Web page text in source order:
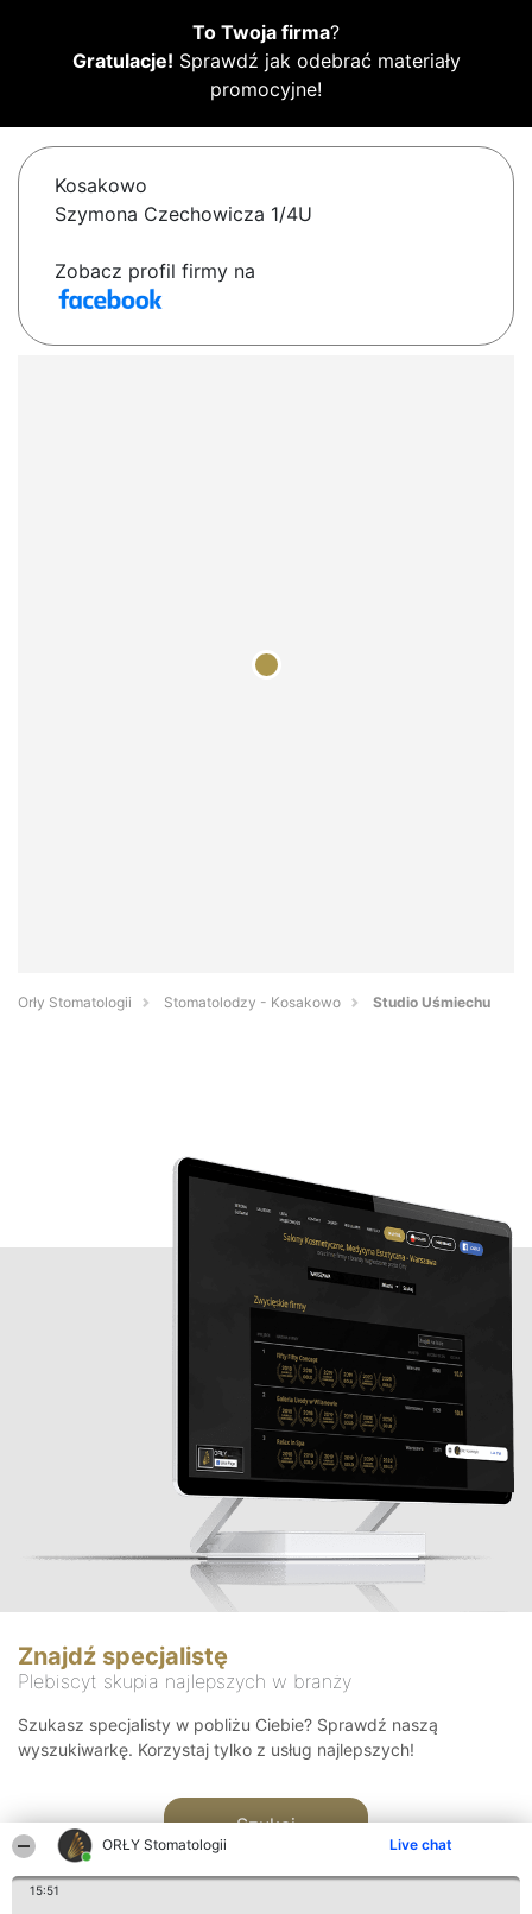
ORŁY Stomatologii Live chat
15:51
To Twoja firma?
Gratulacje! Sprawdź jak odebrać materiały
promocyjne!
Kosakowo
Szymona Czechowicza 1/4U
Zobacz profil firmy na
Orły Stomatologii Stomatolodzy - Kosakowo Studio Uśmiechu
Znajdź specjalistę
Plebiscyt skupia najlepszych w branży
Szukasz specjalisty w pobliżu Ciebie? Sprawdź naszą
wyszukiwarkę. Korzystaj tylko z usług najlepszych!
Szukaj